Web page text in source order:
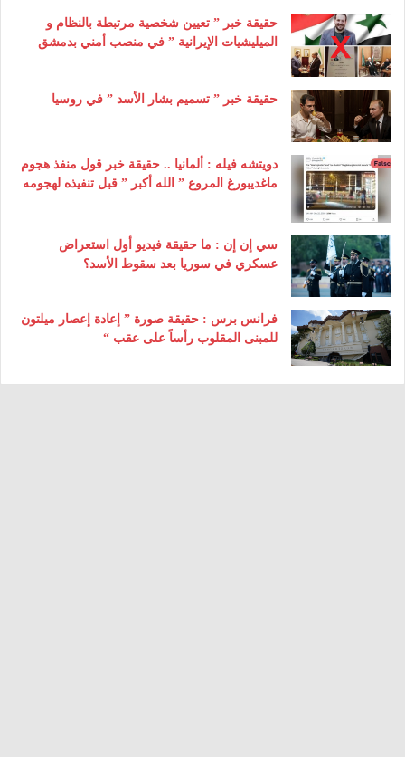
حقيقة خبر ” تعيين شخصية مرتبطة بالنظام و
الميليشيات الإيرانية ” في منصب أمني بدمشق
حقيقة خبر ” تسميم بشار الأسد ” في روسيا
دويتشه فيله : ألمانيا .. حقيقة خبر قول منفذ هجوم
ماغديبورغ المروع ” الله أكبر ” قبل تنفيذه لهجومه
سي إن إن : ما حقيقة فيديو أول استعراض
عسكري في سوريا بعد سقوط الأسد؟
فرانس برس : حقيقة صورة ” إعادة إعصار ميلتون
للمبنى المقلوب رأساً على عقب “